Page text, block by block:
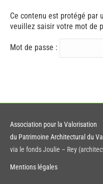
Ce contenu est protégé par
veuillez saisir votre mot de
Mot de passe :
Association pour la Valorisation
du Patrimoine Architectural du
via le fonds Joulie – Rey
Mentions légales